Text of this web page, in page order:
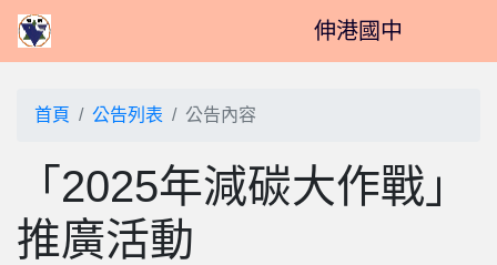
伸港國中
首頁 公告列表 公告內容
「2025年減碳大作戰」
推廣活動